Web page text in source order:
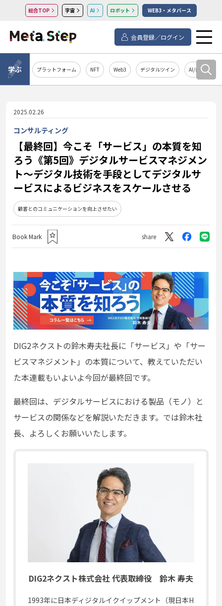
総合TOP 宇宙 AI ロボット WEB3・メタバース
会員登録／ログイン
学ぶ プラットフォーム NFT Web3 デジタルツイン AI/自然言語処
2025.02.26
コンサルティング
【最終回】今こそ「サービス」の本質を知
ろう《第5回》デジタルサービスマネジメン
ト～デジタル技術を手段としてデジタルサ
ービスによるビジネスをスケールさせる
顧客とのコミュニケーションを向上させたい
Book Mark share
DIG2ネクストの鈴木寿夫社長に「サービス」や「サー
ビスマネジメント」の本質について、教えていただい
た本連載もいよいよ今回が最終回です。
最終回は、デジタルサービスにおける製品（モノ）と
サービスの関係などを解説いただきます。では鈴木社
長、よろしくお願いいたします。
DIG2ネクスト株式会社 代表取締役 鈴木 寿夫
1993年に日本ディジタルイクイップメント（現日本H